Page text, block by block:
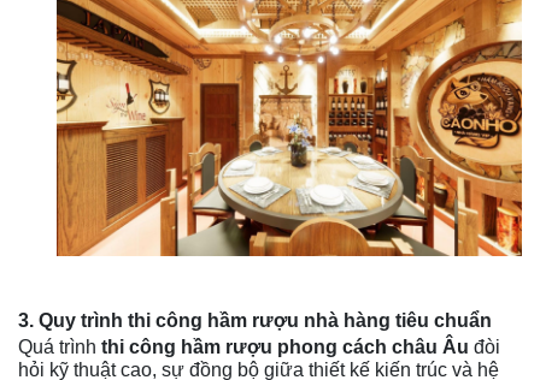
3. Quy trình thi công hầm rượu nhà hàng tiêu chuẩn
Quá trình thi công hầm rượu phong cách châu Âu đòi
hỏi kỹ thuật cao, sự đồng bộ giữa thiết kế kiến trúc và hệ